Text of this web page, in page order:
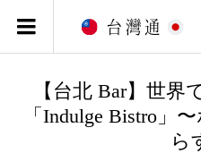
【台北 Bar】世
「Indulge Bistro」
ら